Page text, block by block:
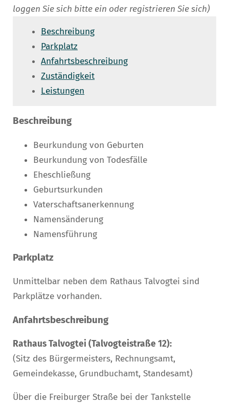
loggen Sie sich bitte ein oder registrieren Sie sich)
Beschreibung
Parkplatz
Anfahrtsbeschreibung
Zuständigkeit
Leistungen
Beschreibung
Beurkundung von Geburten
Beurkundung von Todesfälle
Eheschließung
Geburtsurkunden
Vaterschaftsanerkennung
Namensänderung
Namensführung
Parkplatz
Unmittelbar neben dem Rathaus Talvogtei sind
Parkplätze vorhanden.
Anfahrtsbeschreibung
Rathaus Talvogtei (Talvogteistraße 12):
(Sitz des Bürgermeisters, Rechnungsamt,
Gemeindekasse, Grundbuchamt, Standesamt)
Über die Freiburger Straße bei der Tankstelle